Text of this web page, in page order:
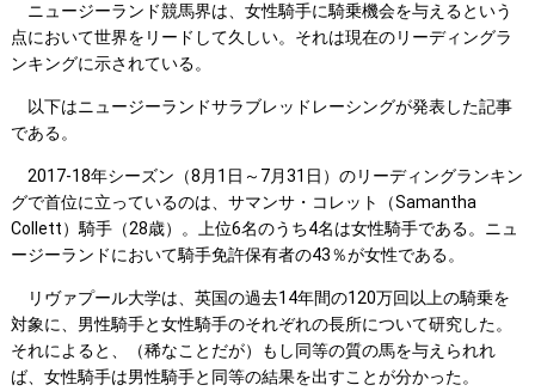
ニュージーランド競馬界は、女性騎手に騎乗機会を与えるという
点において世界をリードして久しい。それは現在のリーディングラ
ンキングに示されている。
以下はニュージーランドサラブレッドレーシングが発表した記事
である。
2017-18年シーズン（8月1日～7月31日）のリーディングランキン
グで首位に立っているのは、サマンサ・コレット（Samantha
Collett）騎手（28歳）。上位6名のうち4名は女性騎手である。ニュ
ージーランドにおいて騎手免許保有者の43％が女性である。
リヴァプール大学は、英国の過去14年間の120万回以上の騎乗を
対象に、男性騎手と女性騎手のそれぞれの長所について研究した。
それによると、（稀なことだが）もし同等の質の馬を与えられれ
ば、女性騎手は男性騎手と同等の結果を出すことが分かった。